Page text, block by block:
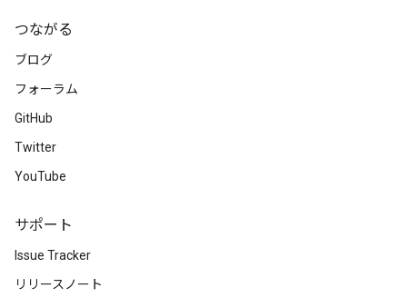
つながる
ブログ
フォーラム
GitHub
Twitter
YouTube
サポート
Issue Tracker
リリースノート